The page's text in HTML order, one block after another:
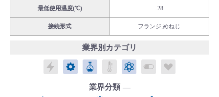
Corporate Blog
採用情報
最低使用温度(℃) -28
接続形式 フランジ,めねじ
業界別カテゴリ
エレクトロニクス
メカトロニクス
ケミカルパブリックラボラトリ
エネルギーバイオメディカ
業界分類